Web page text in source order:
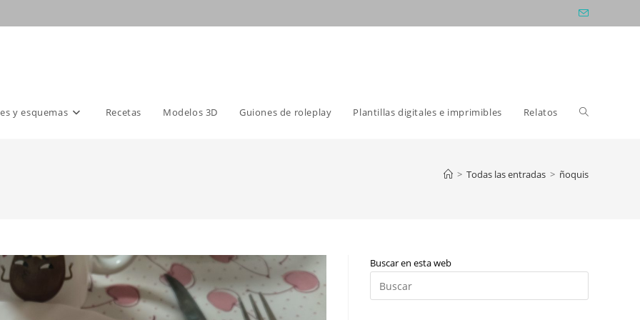
y esquemas Recetas Modelos 3D Guiones de roleplay Plantillas digitales e imprimibles Relatos Alternar
la
> Todas las entradas > ñoquis
Buscar en esta web
Escape